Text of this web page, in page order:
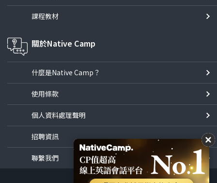
課程教材
關於Native Camp
什麼是Native Camp？
使用條款
個人資料處理聲明
招聘資訊
聯繫我們